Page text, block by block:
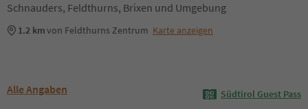
Schnauders, Feldthurns, Brixen und Umgebung
1.2 kmvon Feldthurns Zentrum Karte anzeigen
Alle Angaben Südtirol Guest Pass